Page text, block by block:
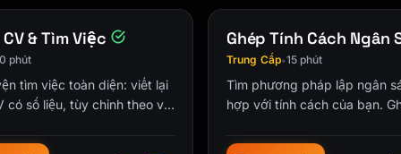
Title of article. Title of Periodical,
& Tìm Việc
phút
tìm việc toàn diện: viết lại
có số liệu, tùy chỉnh theo vị
STAR và soạn …
Ghép Tính Cách Ngân
Trung Cấp•15 phút
Tìm phương pháp lập ngân
hợp với tính cách của bạn.
sách tối ưu để tạo thói quen